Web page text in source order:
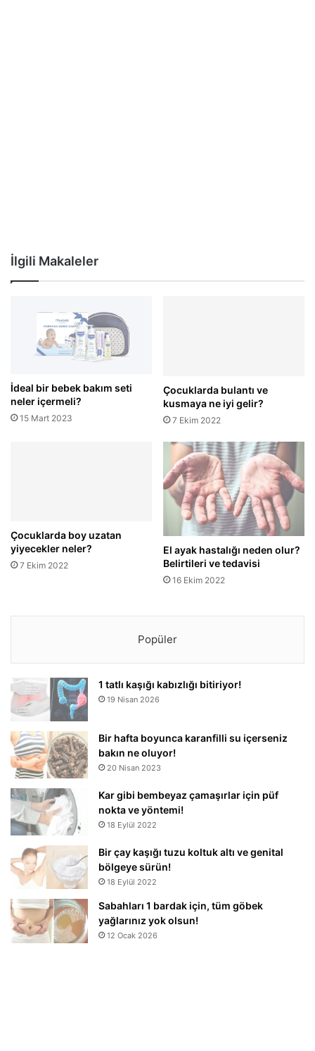
İlgili Makaleler
İdeal bir bebek bakım seti
neler içermeli?
15 Mart 2023
Çocuklarda bulantı ve
kusmaya ne iyi gelir?
7 Ekim 2022
Çocuklarda boy uzatan
yiyecekler neler?
7 Ekim 2022
El ayak hastalığı neden olur?
Belirtileri ve tedavisi
16 Ekim 2022
Popüler
1 tatlı kaşığı kabızlığı bitiriyor!
19 Nisan 2026
Bir hafta boyunca karanfilli su içerseniz
bakın ne oluyor!
20 Nisan 2023
Kar gibi bembeyaz çamaşırlar için püf
nokta ve yöntemi!
18 Eylül 2022
Bir çay kaşığı tuzu koltuk altı ve genital
bölgeye sürün!
18 Eylül 2022
Sabahları 1 bardak için, tüm göbek
yağlarınız yok olsun!
12 Ocak 2026